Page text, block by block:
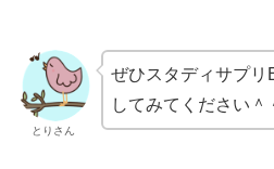
とりさん
ぜひスタディサプリ
してみてください＾